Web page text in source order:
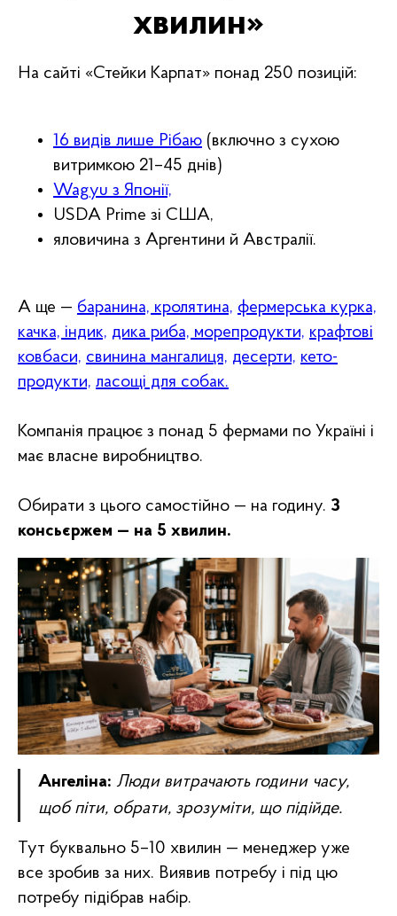
хвилин»
На сайті «Стейки Карпат» понад 250 позицій:
16 видів лише Рібаю (включно з сухою
витримкою 21–45 днів)
Wagyu з Японії,
USDA Prime зі США,
яловичина з Аргентини й Австралії.
А ще — баранина, кролятина, фермерська курка,
качка, індик, дика риба, морепродукти, крафтові
ковбаси, свинина мангалиця, десерти, кето-
продукти, ласощі для собак.
Компанія працює з понад 5 фермами по Україні і
має власне виробництво.
Обирати з цього самостійно — на годину. З
консьєржем — на 5 хвилин.
Ангеліна: Люди витрачають години часу,
щоб піти, обрати, зрозуміти, що підійде.
Тут буквально 5–10 хвилин — менеджер уже
все зробив за них. Виявив потребу і під цю
потребу підібрав набір.